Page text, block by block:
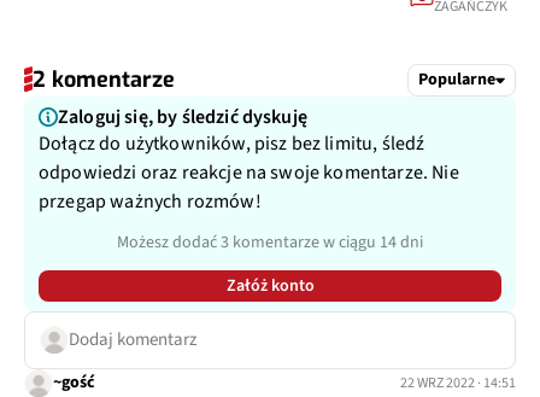
ZAGAŃCZYK
2 komentarze Popularne
Zaloguj się, by śledzić dyskuję
Dołącz do użytkowników, pisz bez limitu, śledź
odpowiedzi oraz reakcje na swoje komentarze. Nie
przegap ważnych rozmów!
Możesz dodać 3 komentarze w ciągu 14 dni
Załóż konto
Dodaj komentarz
~gość 22 WRZ 2022 · 14:51